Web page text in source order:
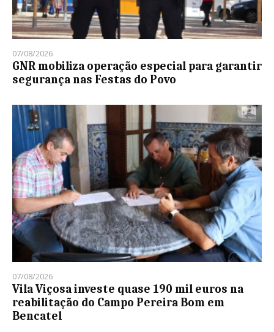
07/08/2026
GNR mobiliza operação especial para garantir
segurança nas Festas do Povo
07/08/2026
Vila Viçosa investe quase 190 mil euros na
reabilitação do Campo Pereira Bom em
Bencatel